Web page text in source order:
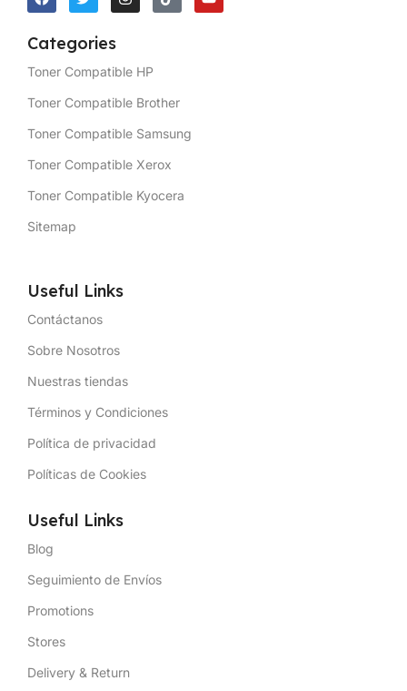
Categories
Toner Compatible HP
Toner Compatible Brother
Toner Compatible Samsung
Toner Compatible Xerox
Toner Compatible Kyocera
Sitemap
Useful Links
Contáctanos
Sobre Nosotros
Nuestras tiendas
Términos y Condiciones
Política de privacidad
Políticas de Cookies
Useful Links
Blog
Seguimiento de Envíos
Promotions
Stores
Delivery & Return